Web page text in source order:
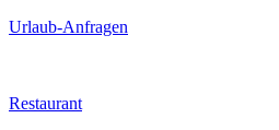
Urlaub-Anfragen
Restaurant